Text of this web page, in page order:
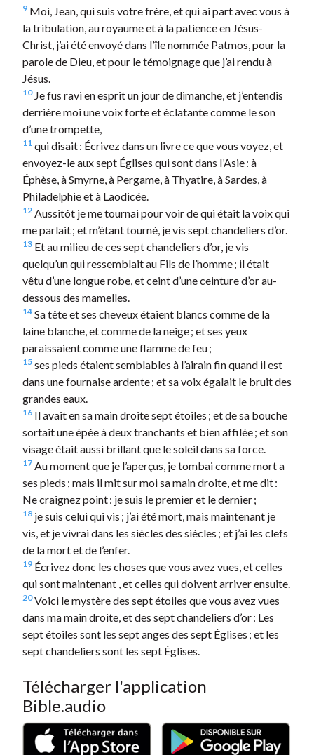
9 Moi, Jean, qui suis votre frère, et qui ai part avec vous à
la tribulation, au royaume et à la patience en Jésus-
Christ, j’ai été envoyé dans l’île nommée Patmos, pour la
parole de Dieu, et pour le témoignage que j’ai rendu à
Jésus.
10Je fus ravi en esprit un jour de dimanche, et j’entendis
derrière moi une voix forte et éclatante comme le son
d’une trompette,
11 qui disait : Écrivez dans un livre ce que vous voyez, et
envoyez-le aux sept Églises qui sont dans l’Asie : à
Éphèse, à Smyrne, à Pergame, à Thyatire, à Sardes, à
Philadelphie et à Laodicée.
12 Aussitôt je me tournai pour voir de qui était la voix qui
me parlait ; et m’étant tourné, je vis sept chandeliers d’or.
13 Et au milieu de ces sept chandeliers d’or, je vis
quelqu’un qui ressemblait au Fils de l’homme ; il était
vêtu d’une longue robe, et ceint d’une ceinture d’or au-
dessous des mamelles.
14 Sa tête et ses cheveux étaient blancs comme de la
laine blanche, et comme de la neige ; et ses yeux
paraissaient comme une flamme de feu ;
15 ses pieds étaient semblables à l’airain fin quand il est
dans une fournaise ardente ; et sa voix égalait le bruit des
grandes eaux.
16 Il avait en sa main droite sept étoiles ; et de sa bouche
sortait une épée à deux tranchants et bien affilée ; et son
visage était aussi brillant que le soleil dans sa force.
17 Au moment que je l’aperçus, je tombai comme mort a
ses pieds ; mais il mit sur moi sa main droite, et me dit :
Ne craignez point : je suis le premier et le dernier ;
18 je suis celui qui vis ; j’ai été mort, mais maintenant je
vis, et je vivrai dans les siècles des siècles ; et j’ai les clefs
de la mort et de l’enfer.
19 Écrivez donc les choses que vous avez vues, et celles
qui sont maintenant , et celles qui doivent arriver ensuite.
20Voici le mystère des sept étoiles que vous avez vues
dans ma main droite, et des sept chandeliers d’or : Les
sept étoiles sont les sept anges des sept Églises ; et les
sept chandeliers sont les sept Églises.
Télécharger l'application
Bible.audio